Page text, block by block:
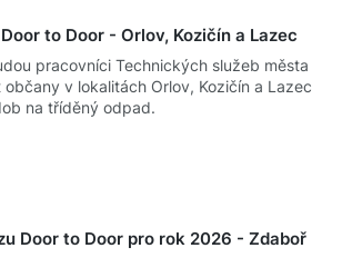
to Door - Orlov, Kozičín a Lazec
pracovníci Technických služeb města
v lokalitách Orlov, Kozičín a Lazec
na tříděný odpad.
Door to Door pro rok 2026 - Zdaboř